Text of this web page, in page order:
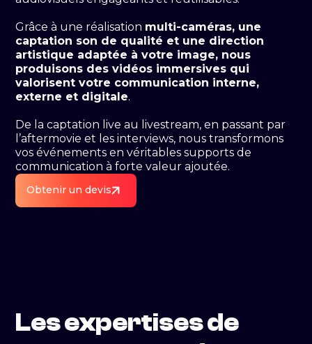
Grâce à une réalisation multi-caméras, une
captation son de qualité et une direction
artistique adaptée à votre image, nous
produisons des vidéos immersives qui
valorisent votre communication interne,
externe et digitale.
De la captation live au livestream, en passant par
l’aftermovie et les interviews, nous transformons
vos événements en véritables supports de
communication à forte valeur ajoutée.
Obtenir un devis
Les expertises de